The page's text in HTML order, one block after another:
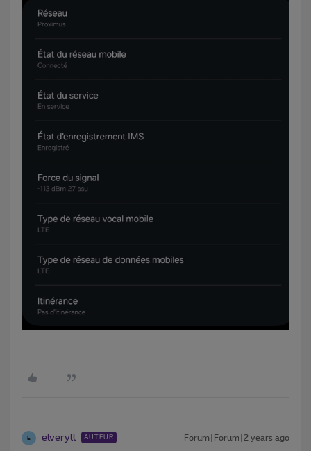
E elveryll AUTEUR Forum|Forum|2 years ago